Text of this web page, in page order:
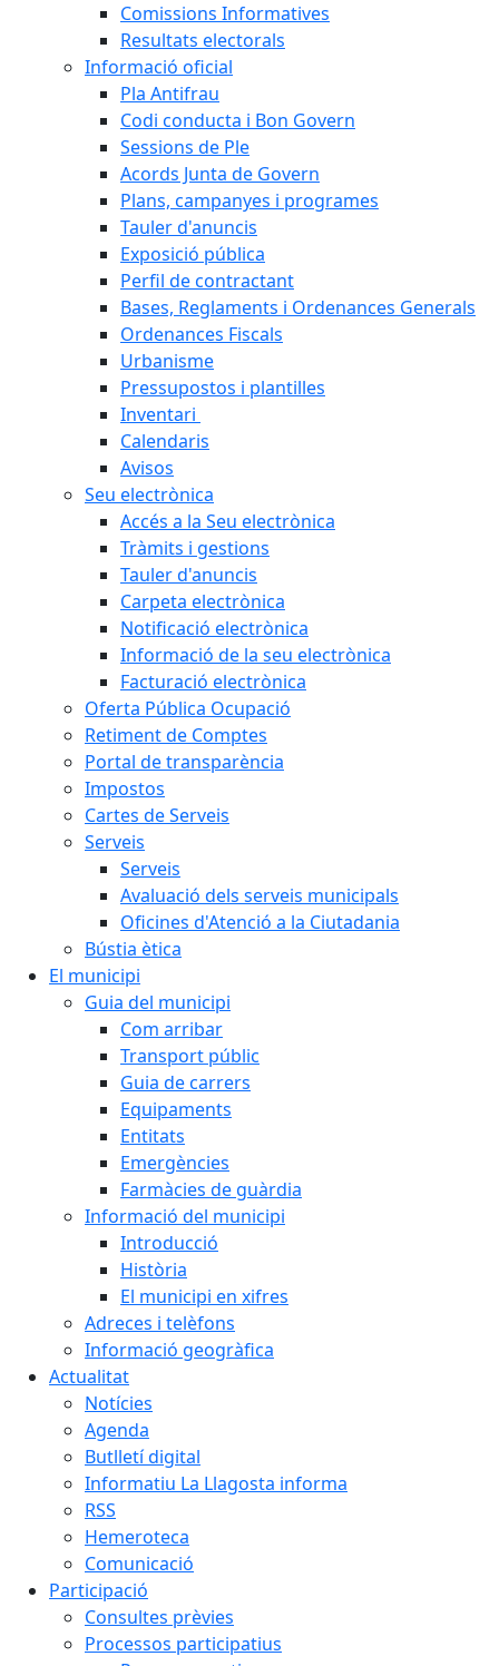
Comissions Informatives
Resultats electorals
Informació oficial
Pla Antifrau
Codi conducta i Bon Govern
Sessions de Ple
Acords Junta de Govern
Plans, campanyes i programes
Tauler d'anuncis
Exposició pública
Perfil de contractant
Bases, Reglaments i Ordenances Generals
Ordenances Fiscals
Urbanisme
Pressupostos i plantilles
Inventari
Calendaris
Avisos
Seu electrònica
Accés a la Seu electrònica
Tràmits i gestions
Tauler d'anuncis
Carpeta electrònica
Notificació electrònica
Informació de la seu electrònica
Facturació electrònica
Oferta Pública Ocupació
Retiment de Comptes
Portal de transparència
Impostos
Cartes de Serveis
Serveis
Serveis
Avaluació dels serveis municipals
Oficines d'Atenció a la Ciutadania
Bústia ètica
El municipi
Guia del municipi
Com arribar
Transport públic
Guia de carrers
Equipaments
Entitats
Emergències
Farmàcies de guàrdia
Informació del municipi
Introducció
Història
El municipi en xifres
Adreces i telèfons
Informació geogràfica
Actualitat
Notícies
Agenda
Butlletí digital
Informatiu La Llagosta informa
RSS
Hemeroteca
Comunicació
Participació
Consultes prèvies
Processos participatius